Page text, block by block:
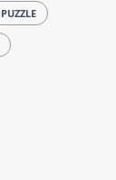
PUZZLE